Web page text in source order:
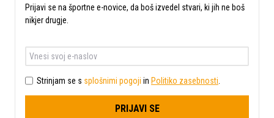
Prijavi se na športne e-novice, da boš izvedel stvari, ki jih ne boš
nikjer drugje.
Strinjam se s splošnimi pogoji in Politiko zasebnosti
PRIJAVI SE